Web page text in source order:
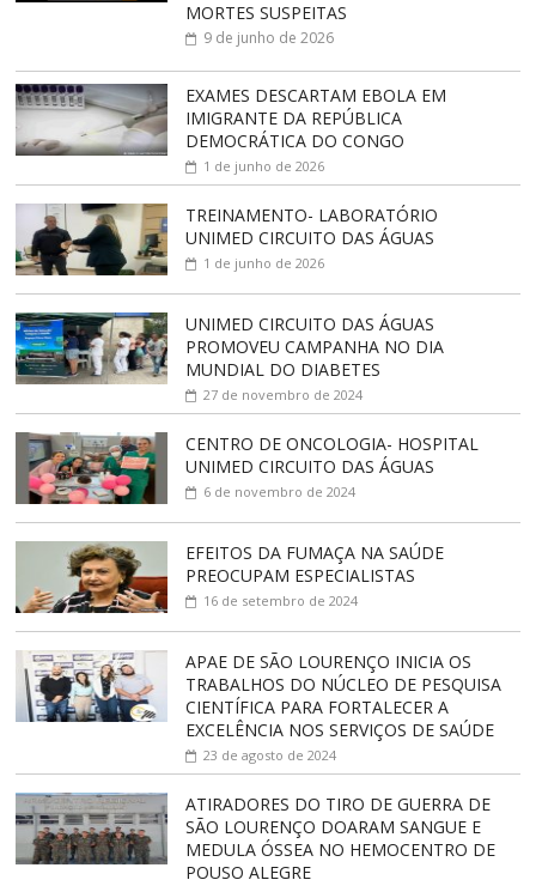
MORTES SUSPEITAS
9 de junho de 2026
EXAMES DESCARTAM EBOLA EM
IMIGRANTE DA REPÚBLICA
DEMOCRÁTICA DO CONGO
1 de junho de 2026
TREINAMENTO- LABORATÓRIO
UNIMED CIRCUITO DAS ÁGUAS
1 de junho de 2026
UNIMED CIRCUITO DAS ÁGUAS
PROMOVEU CAMPANHA NO DIA
MUNDIAL DO DIABETES
27 de novembro de 2024
CENTRO DE ONCOLOGIA- HOSPITAL
UNIMED CIRCUITO DAS ÁGUAS
6 de novembro de 2024
EFEITOS DA FUMAÇA NA SAÚDE
PREOCUPAM ESPECIALISTAS
16 de setembro de 2024
APAE DE SÃO LOURENÇO INICIA OS
TRABALHOS DO NÚCLEO DE PESQUISA
CIENTÍFICA PARA FORTALECER A
EXCELÊNCIA NOS SERVIÇOS DE SAÚDE
23 de agosto de 2024
ATIRADORES DO TIRO DE GUERRA DE
SÃO LOURENÇO DOARAM SANGUE E
MEDULA ÓSSEA NO HEMOCENTRO DE
POUSO ALEGRE